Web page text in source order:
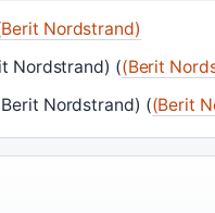
Nordstrand)
Nordstrand) ((Berit
Nordstrand) ((Berit